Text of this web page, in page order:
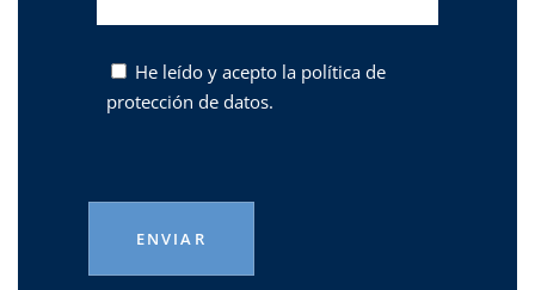
He leído y acepto la política de
protección de datos.